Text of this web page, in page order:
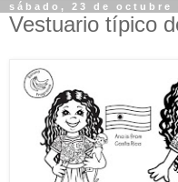
sábado, 23 de octubre
Vestuario típico